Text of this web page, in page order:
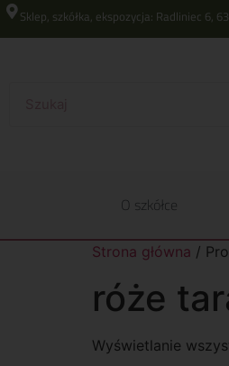
Sklep, szkółka, ekspozycja: Radliniec 6,
O szkółce
Strona główna /
róże
Wyświetlanie